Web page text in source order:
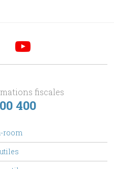
fiscales
400
room